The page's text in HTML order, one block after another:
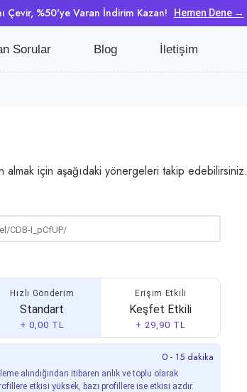
Çevir, %50'ye Varan İndirim Kazan! Hemen Dene →
Sorular Blog İletişim
almak için aşağıdaki yönergeleri takip edebilirsiniz.
Hızlı Gönderim
Standart
+ 0,00 TL
Erişim Etkili
Keşfet Etkili
+ 29,90 TL
0 - 15 dakika
alındığından itibaren anlık ve toplu olarak
etkisi yüksek, bazı profillere ise etkisi azdır.